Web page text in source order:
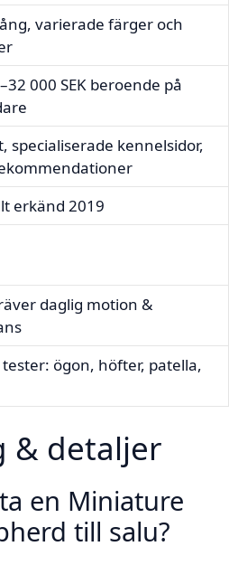
varierade färger och
000 SEK beroende på
specialiserade kennelsidor,
erkänd 2019
daglig motion &
ögon, höfter, patella,
& detaljer
en Miniature
till salu?